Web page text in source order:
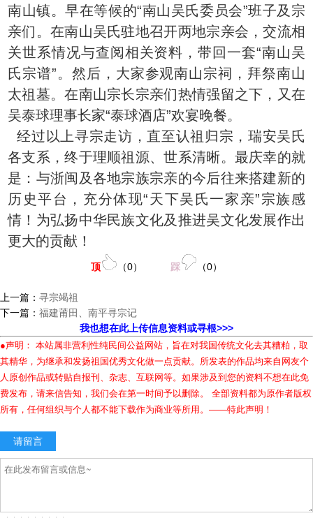
南山镇。早在等候的“南山吴氏委员会”班子及宗
亲们。在南山吴氏驻地召开两地宗亲会，交流相
关世系情况与查阅相关资料，带回一套“南山吴
氏宗谱”。然后，大家参观南山宗祠，拜祭南山
太祖墓。在南山宗长宗亲们热情强留之下，又在
吴泰球理事长家“泰球酒店”欢宴晚餐。
经过以上寻宗走访，直至认祖归宗，瑞安吴氏
各支系，终于理顺祖源、世系清晰。最庆幸的就
是：与浙闽及各地宗族宗亲的今后往来搭建新的
历史平台，充分体现“天下吴氏一家亲”宗族感
情！为弘扬中华民族文化及推进吴文化发展作出
更大的贡献！
顶 （0） 踩 （0）
上一篇： 寻宗竭祖
下一篇： 福建莆田、南平寻宗记
我也想在此上传信息资料或寻根>>>
●声明： 本站属非营利性纯民间公益网站，旨在对我国传统文化去其糟粕，取
其精华，为继承和发扬祖国优秀文化做一点贡献。所发表的作品均来自网友个
人原创作品或转贴自报刊、杂志、互联网等。如果涉及到您的资料不想在此免
费发布，请来信告知，我们会在第一时间予以删除。 全部资料都为原作者版权
所有，任何组织与个人都不能下载作为商业等所用。——特此声明！
请留言